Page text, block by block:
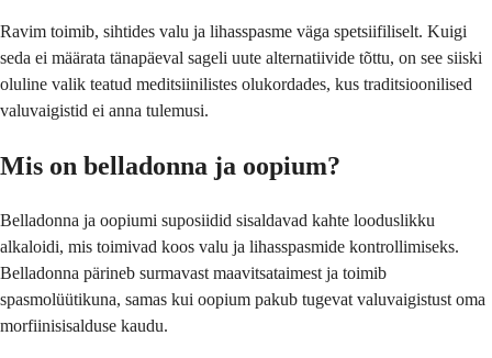
Ravim toimib, sihtides valu ja lihasspasme väga spetsiifiliselt. Kuigi
seda ei määrata tänapäeval sageli uute alternatiivide tõttu, on see siiski
oluline valik teatud meditsiinilistes olukordades, kus traditsioonilised
valuvaigistid ei anna tulemusi.
Mis on belladonna ja oopium?
Belladonna ja oopiumi suposiidid sisaldavad kahte looduslikku
alkaloidi, mis toimivad koos valu ja lihasspasmide kontrollimiseks.
Belladonna pärineb surmavast maavitsataimest ja toimib
spasmolüütikuna, samas kui oopium pakub tugevat valuvaigistust oma
morfiinisisalduse kaudu.